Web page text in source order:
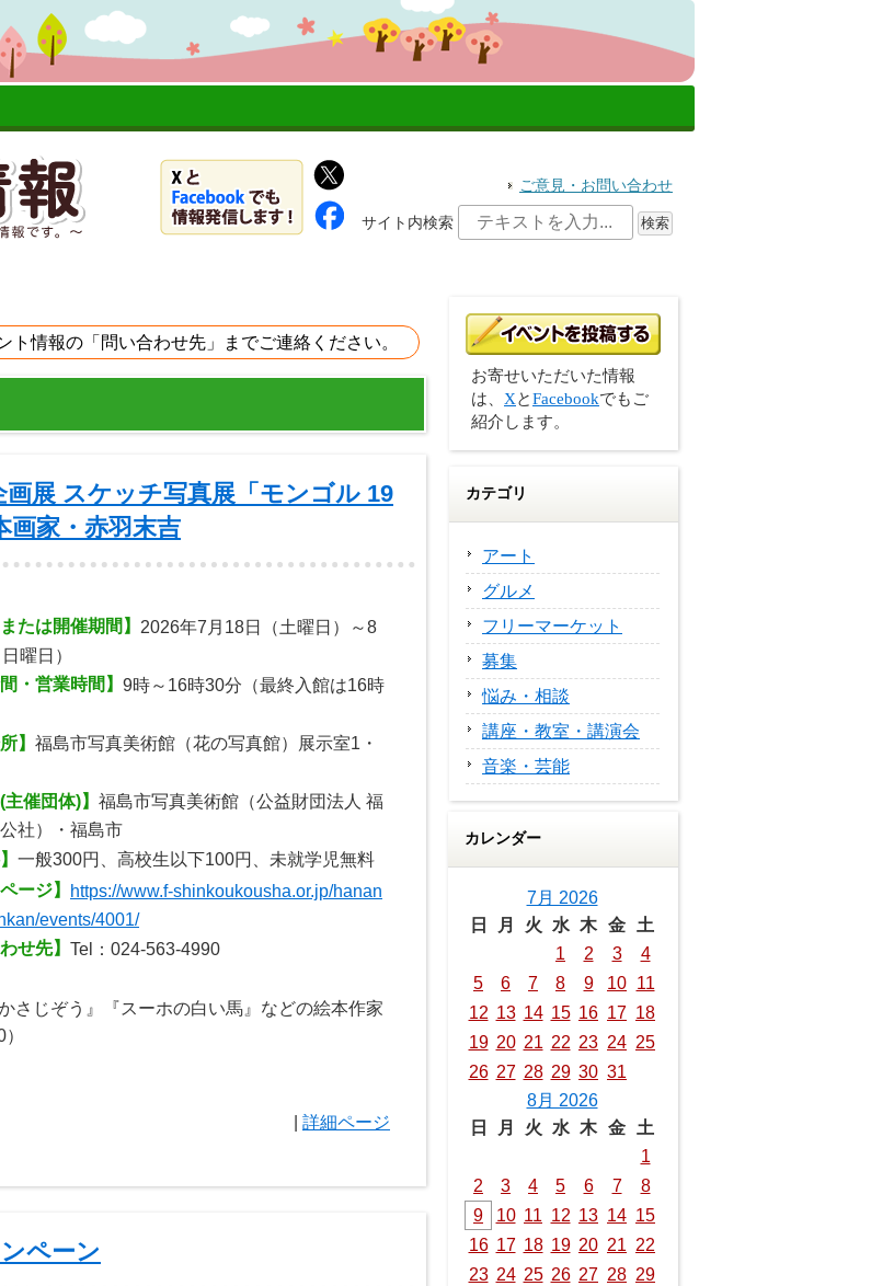
ご意見・お問い合わせ
サイト内検索
ト情報の「問い合わせ先」までご連絡ください。
展 スケッチ写真展「モンゴル 19
画家・赤羽末吉
たは開催期間】 2026年7月18日（土曜日）～8
曜日）
・営業時間】 9時～16時30分（最終入館は16時
】 福島市写真美術館（花の写真館）展示室1・
主催団体)】 福島市写真美術館（公益財団法人 福
社）・福島市
一般300円、高校生以下100円、未就学児無料
ージ】 https://www.f-shinkoukousha.or.jp/hanan
events/4001/
せ先】 Tel：024-563-4990
さじぞう』『スーホの白い馬』などの絵本作家
詳細ページ
ペーン
お寄せいただいた情報
は、 XとFacebookでもご
紹介します。
カテゴリ
アート
グルメ
フリーマーケット
募集
悩み・相談
講座・教室・講演会
音楽・芸能
カレンダー
7月 2026
日
月 火 水 木 金
土
1
2 3
4
5
6 7 8 9 10 11
12 13 14 15 16 17 18
19 20 21 22 23 24 25
26 27 28 29 30 31
8月 2026
日
月 火 水 木 金
土
1
2
3 4 5 6 7
8
9
10 11 12 13 14 15
16 17 18 19 20 21 22
23 24 25 26 27 28 29